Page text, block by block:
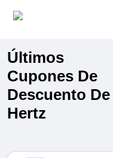
Últimos
Cupones De
Descuento De
Hertz